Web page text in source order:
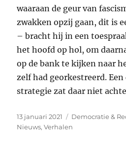
waaraan de geur van
zwakken opzij gaan, dit is
– bracht hij in een
het hoofd op hol, om
op de bank te kijken naar
zelf had georkestreerd.
strategie zat daar niet
Geplaatst
op
13 januari 2021 Categorieën
Democratie &
Nieuws,Verhalen